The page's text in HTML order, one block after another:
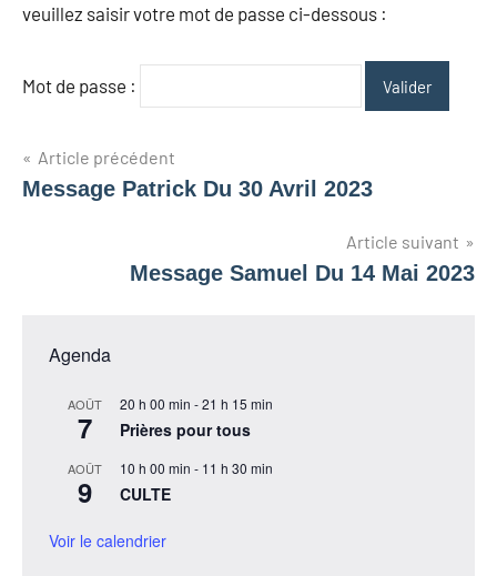
veuillez saisir votre mot de passe ci-dessous :
Mot de passe :
Navigation
de
Article précédent
Message Patrick Du 30 Avril 2023
Article suivant
Message Samuel Du 14 Mai 2023
Agenda
AOÛT
7
20 h 00 min -21 h 15 min
Prières pour tous
AOÛT
9
10 h 00 min - 11 h 30 min
CULTE
Voir le calendrier